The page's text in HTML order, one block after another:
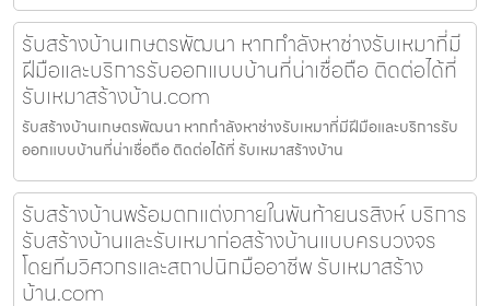
รับสร้างบ้านเกษตรพัฒนา หากกำลังหาช่างรับเหมาที่มี
ฝีมือและบริการรับออกแบบบ้านที่น่าเชื่อถือ ติดต่อได้ที่
รับเหมาสร้างบ้าน.com
รับสร้างบ้านเกษตรพัฒนา หากกำลังหาช่างรับเหมาที่มีฝีมือและบริการรับ
ออกแบบบ้านที่น่าเชื่อถือ ติดต่อได้ที่ รับเหมาสร้างบ้าน
รับสร้างบ้านพร้อมตกแต่งภายในพันท้ายนรสิงห์ บริการ
รับสร้างบ้านและรับเหมาก่อสร้างบ้านแบบครบวงจร
โดยทีมวิศวกรและสถาปนิกมืออาชีพ รับเหมาสร้าง
บ้าน.com